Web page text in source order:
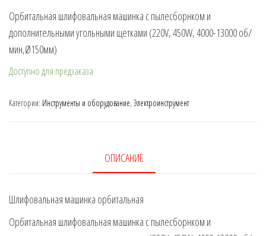
Орбитальная шлифовальная машинка с пылесборнком и
дополнительными угольными щетками (220V, 450W, 4000-13000 об/
мин,Ø150мм)
Доступно для предзаказа
Категории: Инструменты и оборудование, Электроинструмент
ОПИСАНИЕ
Шлифовальная машинка орбитальная
Орбитальная шлифовальная машинка с пылесборнком и